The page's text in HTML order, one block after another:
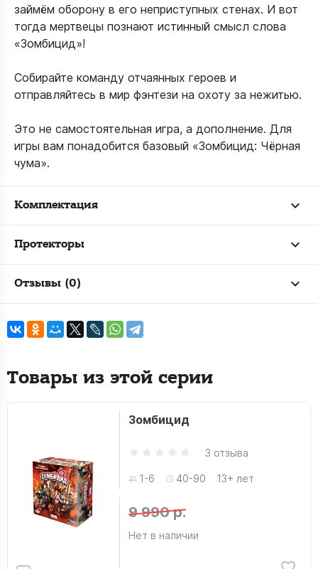
займём оборону в его неприступных стенах. И вот
тогда мертвецы познают истинный смысл слова
«Зомбицид»!
Собирайте команду отчаянных героев и
отправляйтесь в мир фэнтези на охоту за нежитью.
Это не самостоятельная игра, а дополнение. Для
игры вам понадобится базовый «Зомбицид: Чёрная
чума».
Комплектация
Протекторы
Отзывы (0)
Товары из этой серии
Зомбицид
3 отзыва
1-6 40-90 13+ лет
9 990 р.
Нет в наличии